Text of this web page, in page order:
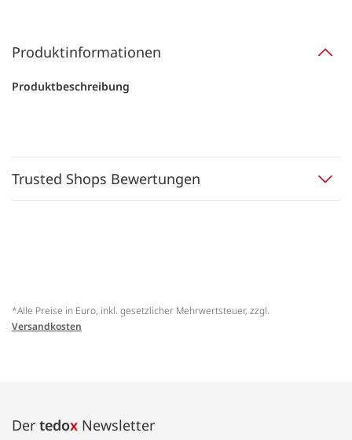
Produktinformationen
Produktbeschreibung
Trusted Shops Bewertungen
*Alle Preise in Euro, inkl. gesetzlicher Mehrwertsteuer, zzgl.
Versandkosten
Der tedox Newsletter